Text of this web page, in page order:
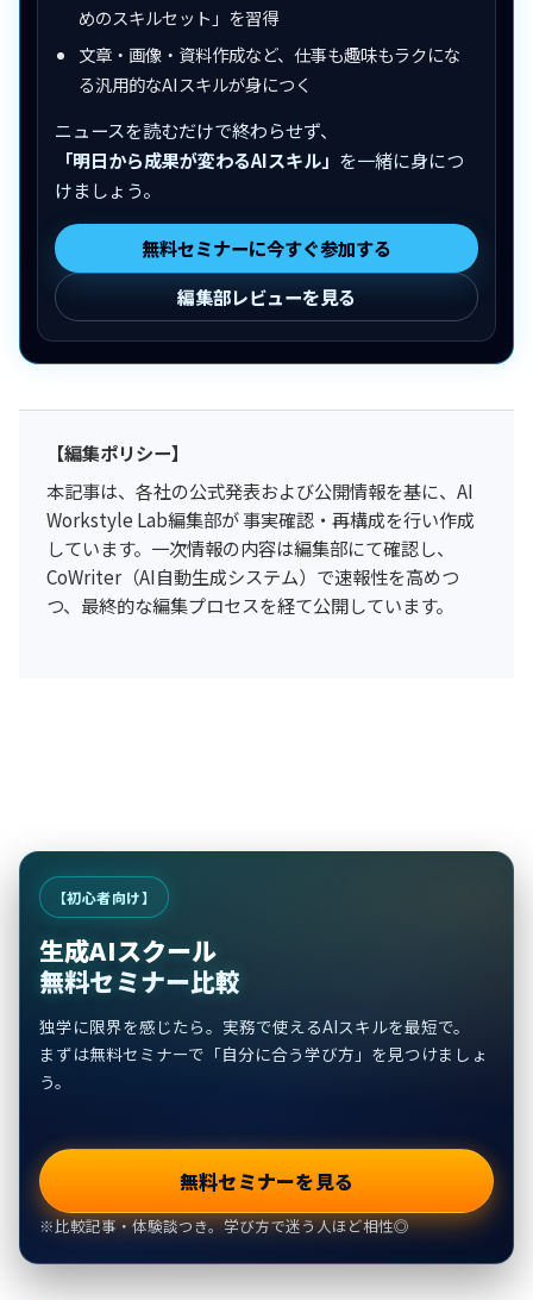
めのスキルセット」を習得
文章・画像・資料作成など、仕事も趣味もラクにな
る汎用的なAIスキルが身につく
ニュースを読むだけで終わらせず、
「明日から成果が変わるAIスキル」 を一緒に身につ
けましょう。
無料セミナーに今すぐ参加する
編集部レビューを見る
【編集ポリシー】
本記事は、各社の公式発表および公開情報を基に、AI
Workstyle Lab編集部が 事実確認・再構成を行い作成
しています。一次情報の内容は編集部にて確認し、
CoWriter（AI自動生成システム）で速報性を高めつ
つ、最終的な編集プロセスを経て公開しています。
【初心者向け】
生成AIスクール
無料セミナー比較
独学に限界を感じたら。実務で使えるAIスキルを最短で。
まずは無料セミナーで「自分に合う学び方」を見つけましょ
う。
無料セミナーを見る
※比較記事・体験談つき。学び方で迷う人ほど相性◎